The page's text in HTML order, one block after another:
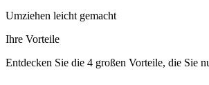
Umziehen leicht gemacht
Ihre Vorteile
Entdecken Sie die 4 großen Vorteile, die Sie